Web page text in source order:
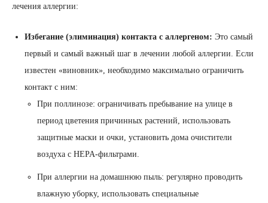
лечения аллергии:
Избегание (элиминация) контакта с аллергеном: Это самый
первый и самый важный шаг в лечении любой аллергии. Если
известен «виновник», необходимо максимально ограничить
контакт с ним:
При поллинозе: ограничивать пребывание на улице в
период цветения причинных растений, использовать
защитные маски и очки, установить дома очистители
воздуха с HEPA-фильтрами.
При аллергии на домашнюю пыль: регулярно проводить
влажную уборку, использовать специальные